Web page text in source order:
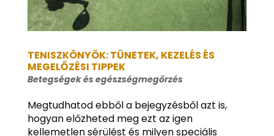
TENISZKÖNYÖK: TÜNETEK, KEZELÉS ÉS
MEGELŐZÉSI TIPPEK
Betegségek és egészségmegőrzés
Megtudhatod ebből a bejegyzésből azt is,
hogyan előzheted meg ezt az igen
kellemetlen sérülést és milyen speciális